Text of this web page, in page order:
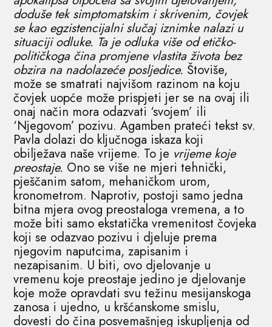
doduše tek simptomatskim i skrivenim, čovjek
se kao egzistencijalni slučaj iznimke nalazi u
situaciji odluke. Ta je odluka više od etičko-
političkoga čina promjene vlastita života bez
obzira na nadolazeće posljedice. Štoviše,
može se smatrati najvišom razinom na koju
čovjek uopće može prispjeti jer se na ovaj ili
onaj način mora odazvati ‘svojem’ ili
‘Njegovom’ pozivu. Agamben prateći tekst sv.
Pavla dolazi do ključnoga iskaza koji
obilježava naše vrijeme. To je vrijeme koje
preostaje. Ono se više ne mjeri tehnički,
pješčanim satom, mehaničkom urom,
kronometrom. Naprotiv, postoji samo jedna
bitna mjera ovog preostaloga vremena, a to
može biti samo ekstatička vremenitost čovjeka
koji se odazvao pozivu i djeluje prema
njegovim naputcima, zapisanim i
nezapisanim. U biti, ovo djelovanje u
vremenu koje preostaje jedino je djelovanje
koje može opravdati svu težinu mesijanskoga
zanosa i ujedno, u kršćanskome smislu,
dovesti do čina posvemašnjeg iskupljenja od